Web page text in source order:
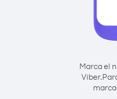
Marca el
Viber.